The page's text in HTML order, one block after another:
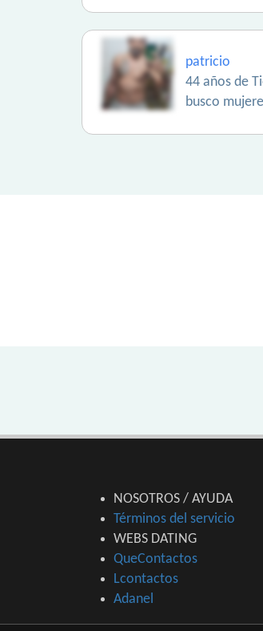
patricio
44 años de
busco
NOSOTROS / AYUDA
Términos del servicio
WEBS DATING
QueContactos
Lcontactos
Adanel